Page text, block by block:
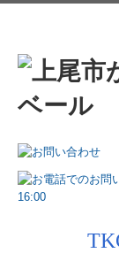
ホーム
法人案内
業務案内